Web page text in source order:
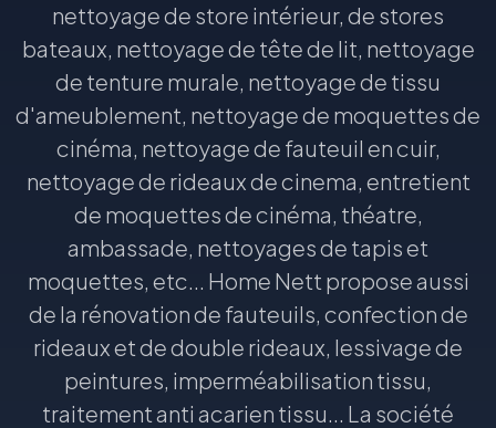
nettoyage de store intérieur, de stores
bateaux, nettoyage de tête de lit, nettoyage
de tenture murale, nettoyage de tissu
d'ameublement, nettoyage de moquettes de
cinéma, nettoyage de fauteuil en cuir,
nettoyage de rideaux de cinema, entretient
de moquettes de cinéma, théatre,
ambassade, nettoyages de tapis et
moquettes, etc... Home Nett propose aussi
de la rénovation de fauteuils, confection de
rideaux et de double rideaux, lessivage de
peintures, imperméabilisation tissu,
traitement anti acarien tissu... La société